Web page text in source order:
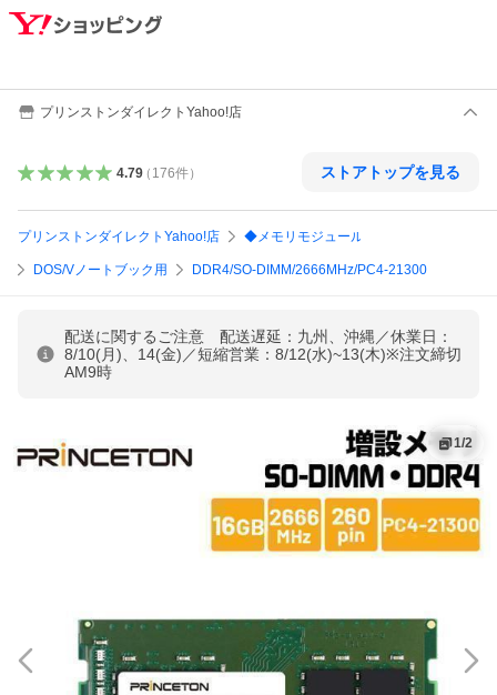
プリンストンダイレクトYahoo!店
4.79（ 176件） ストアトップを見る
プリンストンダイレクトYahoo!店 ◆メモリモジュール
DOS/Vノートブック用 DDR4/SO-DIMM/2666MHz/PC4-21300
配送に関するご注意 配送遅延：九州、沖縄／休業日：
8/10(月)、14(金)／短縮営業：8/12(水)~13(木)※注文締切
AM9時
1/2